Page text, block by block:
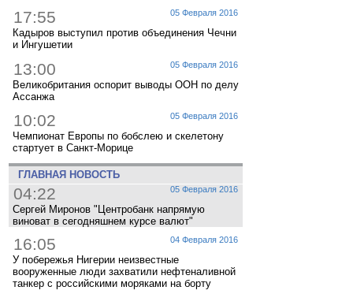
05 Февраля 2016
17:55
Кадыров выступил против объединения Чечни
и Ингушетии
05 Февраля 2016
13:00
Великобритания оспорит выводы ООН по делу
Ассанжа
05 Февраля 2016
10:02
Чемпионат Европы по бобслею и скелетону
стартует в Санкт-Морице
ГЛАВНАЯ НОВОСТЬ
05 Февраля 2016
04:22
Сергей Миронов "Центробанк напрямую
виноват в сегодняшнем курсе валют"
04 Февраля 2016
16:05
У побережья Нигерии неизвестные
вооруженные люди захватили нефтеналивной
танкер с российскими моряками на борту